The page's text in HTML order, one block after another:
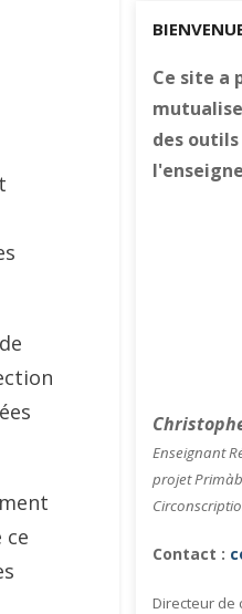
ce
Ce site a
des
Enseignant
projet
Contact :
Directeur de